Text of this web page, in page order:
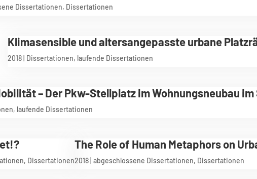
Dissertationen, Dissertationen
Klimasensible und altersangepasste urbane
2018| Dissertationen, laufende Dissertationen
– Der Pkw-Stellplatz im Wohnungsneubau
, laufende Dissertationen
, Dissertationen
The Role of Human Metaphors on
2018 abgeschlossene Dissertationen, Dissertationen